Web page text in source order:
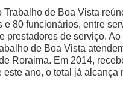
Trabalho de Boa Vista
e 80 funcionários, entre
prestadores de serviço. Ao
de Boa Vista
Roraima. Em 2014,
este ano, o total já alcança